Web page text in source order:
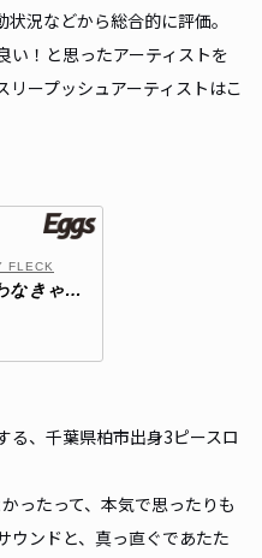
況などから総合的に評価。
い！と思ったアーティストを
ープッシュアーティストはこ
る、千葉県柏市出身3ピースロ
ったって、本気で思ったりも
ウンドと、真っ直ぐであたた